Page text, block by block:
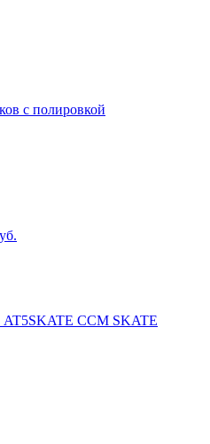
с полировкой
AT5SKATE CCM SKATE